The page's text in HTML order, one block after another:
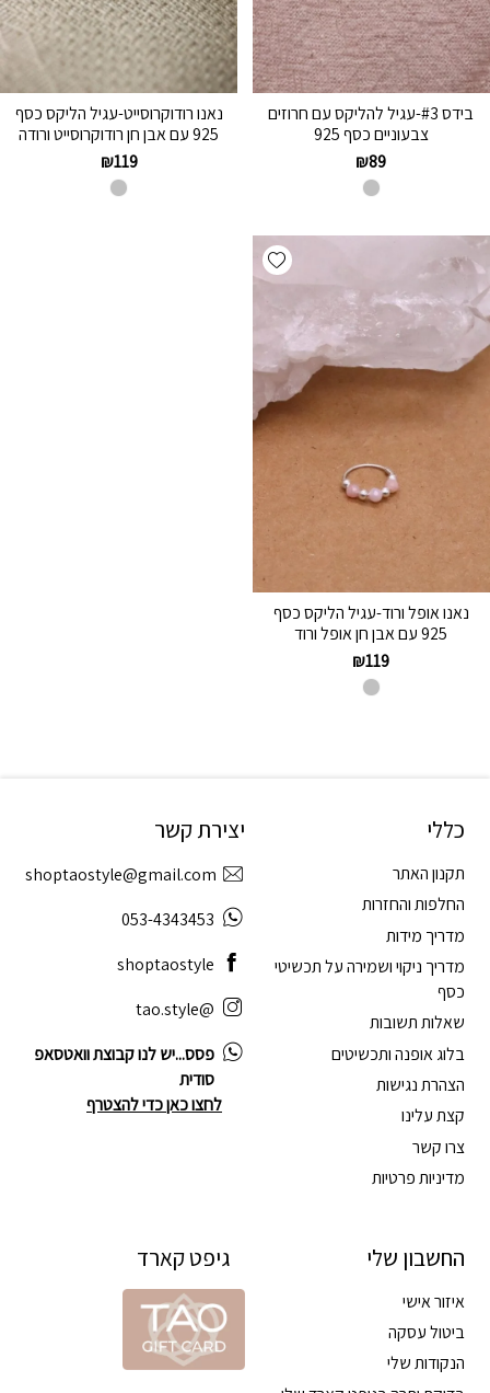
בידס #3-עגיל להליקס עם חרוזים
צבעוניים כסף 925
₪89
נאנו רודוקרוסייט-עגיל הליקס כסף
925 עם אבן חן רודוקרוסייט ורודה
₪119
Add wishlist
נאנו אופל ורוד-עגיל הליקס כסף
925 עם אבן חן אופל ורוד
₪119
כללי
תקנון האתר
החלפות והחזרות
מדריך מידות
מדריך ניקוי ושמירה על תכשיטי
כסף
שאלות תשובות
בלוג אופנה ותכשיטים
הצהרת נגישות
קצת עלינו
צרו קשר
מדיניות פרטיות
החשבון שלי
איזור אישי
ביטול עסקה
הנקודות שלי
יצירת קשר
shoptaostyle@gmail.com
053-4343453
shoptaostyle
@tao.style
פסס...יש לנו קבוצת וואטסאפ
סודית
לחצו כאן כדי להצטרף
גיפט קארד